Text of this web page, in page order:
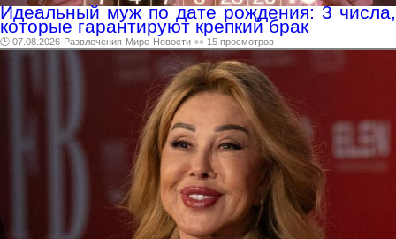
Идеальный муж по дате рождения: 3 числа,
которые гарантируют крепкий брак
🕑 07.08.2026 Развлечения Мире Новости 👀 15 просмотров